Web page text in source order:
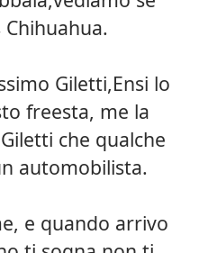
Giletti,Ensi lo
freesta, me la
che qualche
automobilista.
e quando arrivo